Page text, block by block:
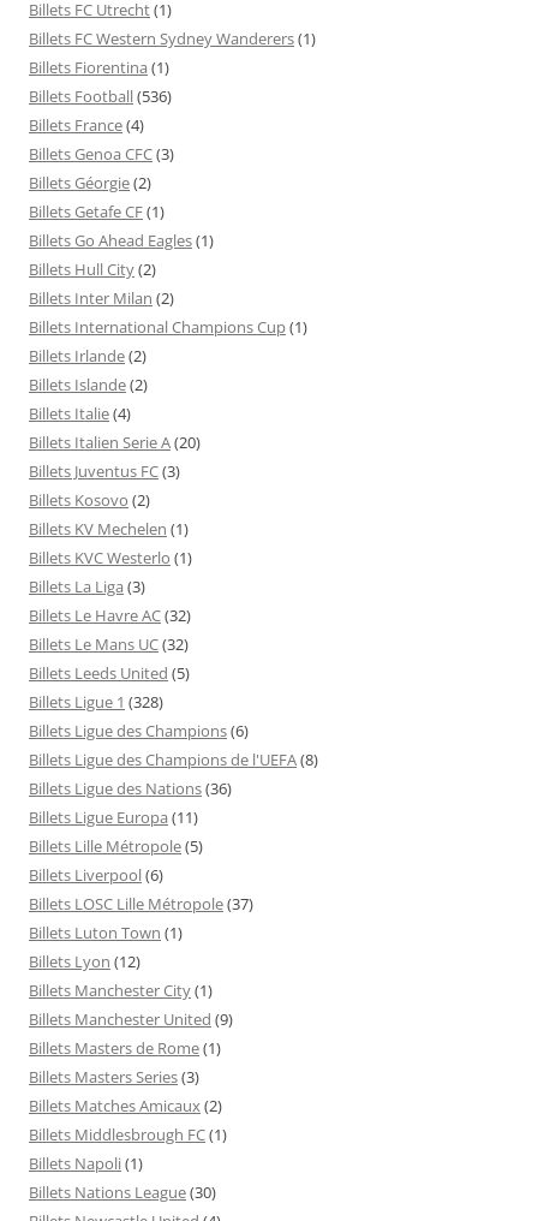
Billets FC Utrecht(1)
Billets FC Western Sydney Wanderers(1)
Billets Fiorentina (1)
Billets Football(536)
Billets France(4)
Billets Genoa CFC(3)
Billets Géorgie(2)
Billets Getafe CF(1)
Billets Go Ahead Eagles(1)
Billets Hull City(2)
Billets Inter Milan (2)
Billets International Champions Cup(1)
Billets Irlande(2)
Billets Islande(2)
Billets Italie(4)
Billets Italien Serie A(20)
Billets Juventus FC(3)
Billets Kosovo (2)
Billets KV Mechelen (1)
Billets KVC Westerlo (1)
Billets La Liga (3)
Billets Le Havre AC(32)
Billets Le Mans UC(32)
Billets Leeds United (5)
Billets Ligue 1 (328)
Billets Ligue des Champions(6)
Billets Ligue des Champions de l'UEFA(8)
Billets Ligue des Nations(36)
Billets Ligue Europa (11)
Billets Lille Métropole(5)
Billets Liverpool(6)
Billets LOSC Lille Métropole(37)
Billets Luton Town (1)
Billets Lyon (12)
Billets Manchester City(1)
Billets Manchester United (9)
Billets Masters de Rome(1)
Billets Masters Series(3)
Billets Matches Amicaux(2)
Billets Middlesbrough FC(1)
Billets Napoli(1)
Billets Nations League(30)